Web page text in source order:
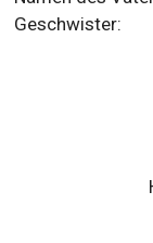
Geschwister: